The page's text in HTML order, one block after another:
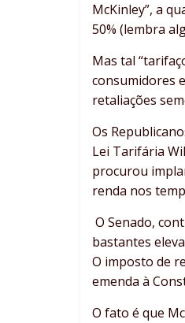
McKinley”, a
50% (lembra
Mas tal
consumidores
retaliações
Os
Lei Tarifária
procurou
renda nos
O Senado,
bastantes
O imposto de
emenda à
O fato é que